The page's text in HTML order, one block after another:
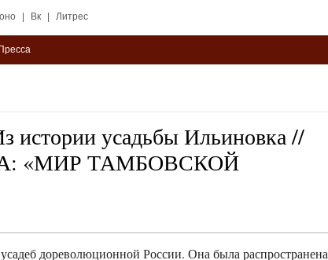
Вк Литрес
Пресса
истории усадьбы Ильиновка //
«МИР ТАМБОВСКОЙ
дореволюционной России. Она была распространена